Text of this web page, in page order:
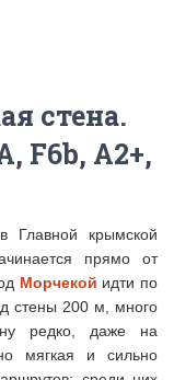
стена.
F6b, A2+,
Главной крымской
прямо от
Морчекой идти по
стены 200 м, много
редко, даже на
мягкая и сильно